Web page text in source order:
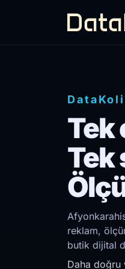
Tek
Tek
reklam,
butik dijital
Daha doğru